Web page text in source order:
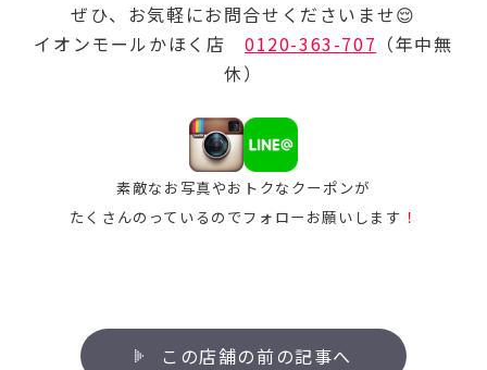
ぜひ、お気軽にお問合せくださいませ😌
イオンモールかほく店 0120-363-707 （年中無
休）
素敵なお写真やおトクなクーポンが
たくさんのっているのでフォローお願いします ！
この店舗の前の記事へ